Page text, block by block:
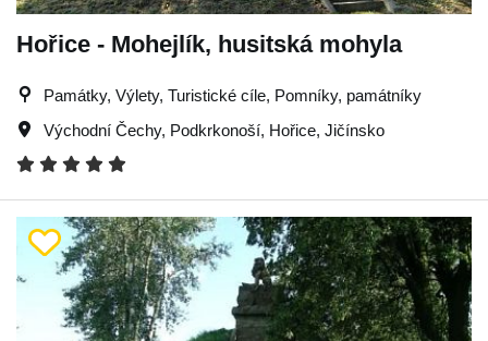
Hořice - Mohejlík, husitská mohyla
Památky, Výlety, Turistické cíle, Pomníky, památníky
Východní Čechy, Podkrkonoší, Hořice, Jičínsko